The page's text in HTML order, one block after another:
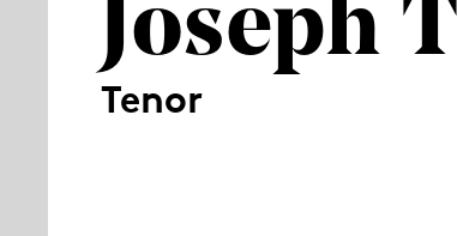
Joseph
Tenor